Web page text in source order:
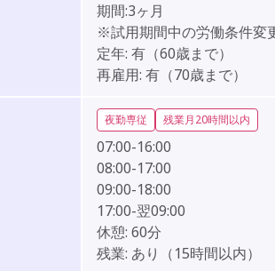
期間:3ヶ月
※試用期間中の労働条件変
定年: 有（60歳まで）
再雇用: 有（70歳まで）
夜勤専従 残業月20時間以内
07:00-16:00
08:00-17:00
09:00-18:00
17:00-翌09:00
休憩: 60分
残業: あり（15時間以内）